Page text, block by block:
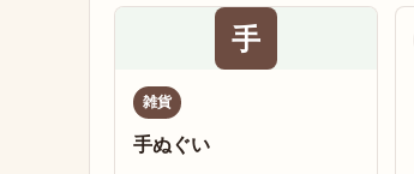
手
雑貨
手ぬぐい